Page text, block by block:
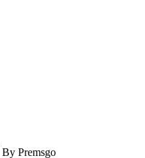
By Premsgo